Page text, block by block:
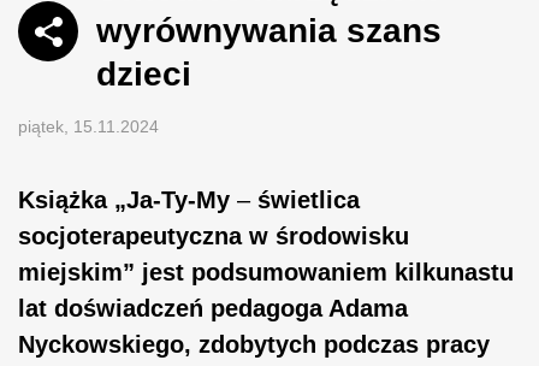
wyrównywania szans
dzieci
piątek, 15.11.2024
Książka „Ja-Ty-My –świetlica
socjoterapeutyczna w środowisku
miejskim” jest podsumowaniem kilkunastu
lat doświadczeń pedagoga Adama
Nyckowskiego, zdobytych podczas pracy